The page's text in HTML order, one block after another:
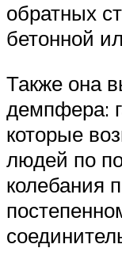
обратных
бетонной
Также она
демпфера:
которые
людей по
колебания